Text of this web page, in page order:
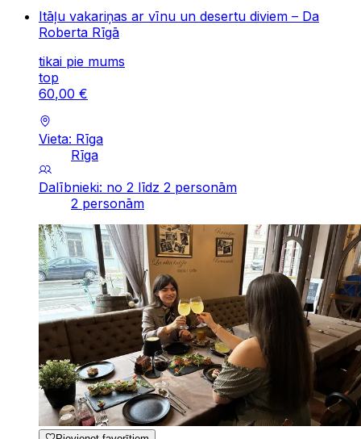
Itāļu vakariņas ar vīnu un desertu diviem – Da
Roberta Rīgā
tikai pie mums
top
60,00 €
Vieta: Rīga
Rīga
Dalībnieki: no 2 līdz 2 personām
2 personām